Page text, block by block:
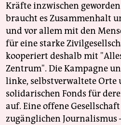
Kräfte inzwischen
braucht es Zusammenhalt
und vor allem mit den
für eine starke
kooperiert deshalb mit
Zentrum". Die Kampagne
linke, selbstverwaltete Orte
solidarischen Fonds für
auf. Eine offene
zugänglichen Journalismus